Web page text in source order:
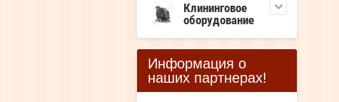
Клининговое
оборудование
Информация о
наших партнерах!